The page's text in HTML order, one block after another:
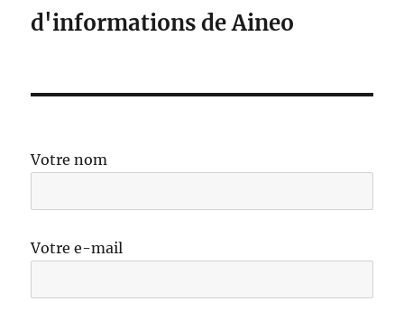
d'informations de Aineo
Votre nom
Votre e-mail